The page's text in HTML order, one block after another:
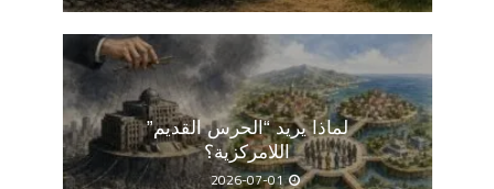
لماذا يريد “الحرس القديم”
اللامركزية؟
2026-07-01